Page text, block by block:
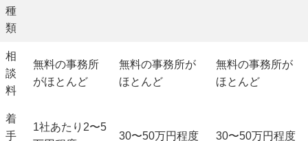
種
類
相
談
料
無料の事務所
がほとんど
無料の事務所が
ほとんど
無料の事務所が
ほとんど
着
手
1社あたり 2〜5
30〜50万円程度 30〜50万円程度